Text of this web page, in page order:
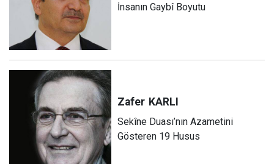
İnsanın Gaybî Boyutu
Zafer KARLI
Sekîne Duası’nın Azametini
Gösteren 19 Husus